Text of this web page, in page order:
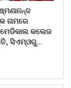
ନାମରେ
କଲେଜ
ସିଏମ୍‌ଓରୁ…